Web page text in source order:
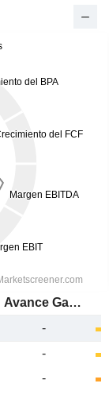
Avance Gas Holding Ltd
-
-
-